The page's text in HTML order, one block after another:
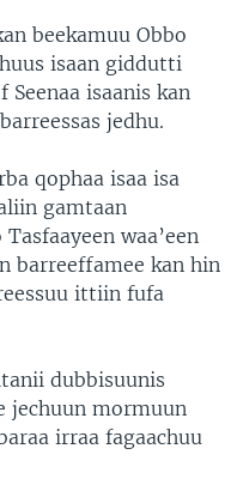
beekamuu Obbo
isaan giddutti
Seenaa isaanis kan
jedhu.
qophaa isaa isa
gamtaan
waa’een
barreeffamee kan hin
ittiin fufa
dubbisuunis
jechuun mormuun
irraa fagaachuu